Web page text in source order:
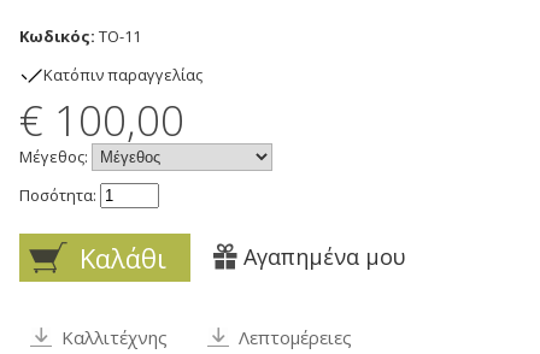
Κωδικός: TO-11
Kατόπιν παραγγελίας
€ 100,00
Μέγεθος:
Ποσότητα:
Καλάθι Αγαπημένα μου
Καλλιτέχνης Λεπτομέρειες